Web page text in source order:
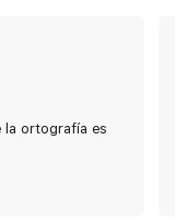
la ortografía es